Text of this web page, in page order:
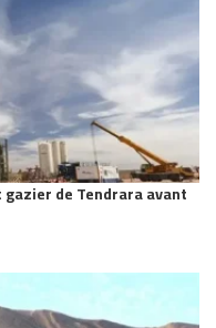
de Tendrara avant